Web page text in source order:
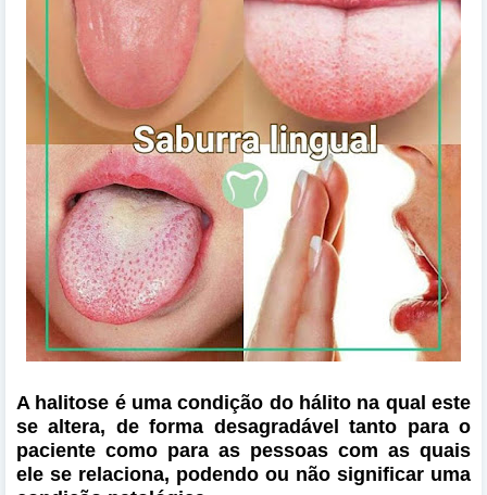
A halitose é uma condição do hálito na qual este
se altera, de forma desagradável tanto para o
paciente como para as pessoas com as quais
ele se relaciona, podendo ou não significar uma